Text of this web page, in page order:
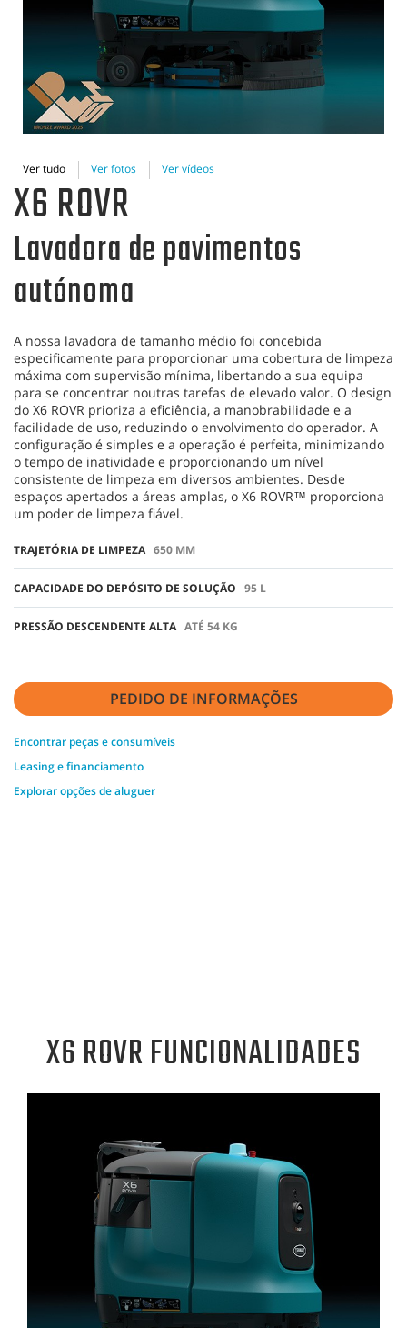
Ver tudo Ver fotos Ver vídeos
X6 ROVR
Lavadora de pavimentos
autónoma
A nossa lavadora de tamanho médio foi concebida
especificamente para proporcionar uma cobertura de limpeza
máxima com supervisão mínima, libertando a sua equipa
para se concentrar noutras tarefas de elevado valor. O design
do X6 ROVR prioriza a eficiência, a manobrabilidade e a
facilidade de uso, reduzindo o envolvimento do operador. A
configuração é simples e a operação é perfeita, minimizando
o tempo de inatividade e proporcionando um nível
consistente de limpeza em diversos ambientes. Desde
espaços apertados a áreas amplas, o X6 ROVR™ proporciona
um poder de limpeza fiável.
TRAJETÓRIA DE LIMPEZA 650 MM
CAPACIDADE DO DEPÓSITO DE SOLUÇÃO 95 L
PRESSÃO DESCENDENTE ALTA ATÉ 54 KG
PEDIDO DE INFORMAÇÕES
Encontrar peças e consumíveis
Leasing e financiamento
Explorar opções de aluguer
X6 ROVR FUNCIONALIDADES